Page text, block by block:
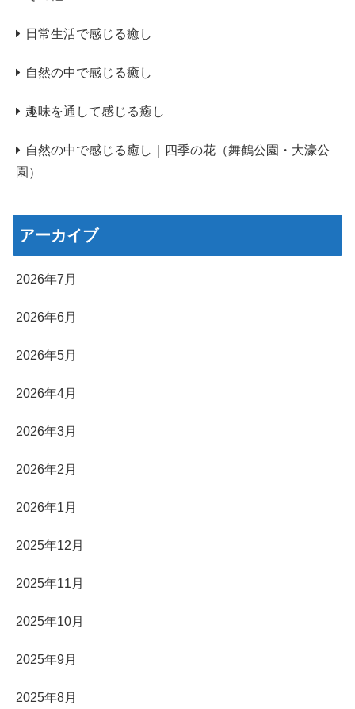
日常生活で感じる癒し
自然の中で感じる癒し
趣味を通して感じる癒し
自然の中で感じる癒し｜四季の花（舞鶴公園・大濠公
園）
アーカイブ
2026年7月
2026年6月
2026年5月
2026年4月
2026年3月
2026年2月
2026年1月
2025年12月
2025年11月
2025年10月
2025年9月
2025年8月